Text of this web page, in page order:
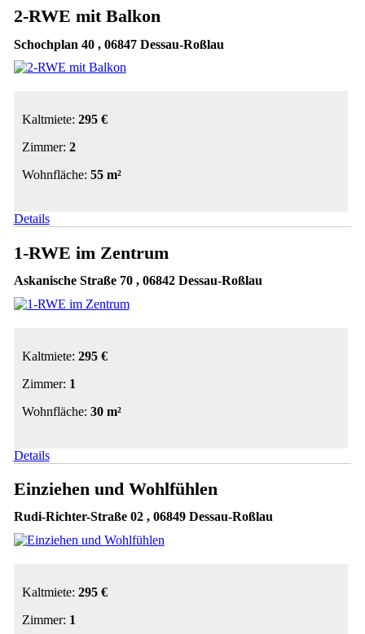
2-RWE mit Balkon
Schochplan 40 , 06847 Dessau-Roßlau
Kaltmiete: 295 €
Zimmer: 2
Wohnfläche: 55 m²
Details
1-RWE im Zentrum
Askanische Straße 70 , 06842 Dessau-Roßlau
Kaltmiete: 295 €
Zimmer: 1
Wohnfläche: 30 m²
Details
Einziehen und Wohlfühlen
Rudi-Richter-Straße 02 , 06849 Dessau-Roßlau
Kaltmiete: 295 €
Zimmer: 1